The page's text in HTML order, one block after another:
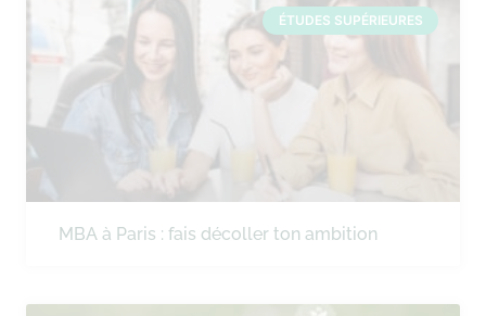
ÉTUDES SUPÉRIEURES
MBA à Paris : fais décoller ton ambition